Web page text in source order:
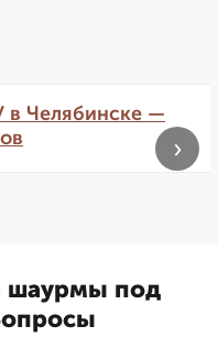
в Челябинске —
›
шаурмы под